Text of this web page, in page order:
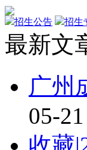
招生公告 招生
最新文
广州
05-21